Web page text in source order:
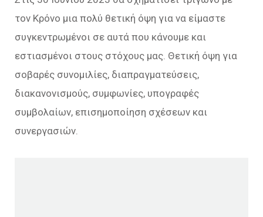
τον Κρόνο μια πολύ θετική όψη για να είμαστε
συγκεντρωμένοι σε αυτά που κάνουμε και
εστιασμένοι στους στόχους μας. Θετική όψη για
σοβαρές συνομιλίες, διαπραγματεύσεις,
διακανονισμούς, συμφωνίες, υπογραφές
συμβολαίων, επισημοποίηση σχέσεων και
συνεργασιών.